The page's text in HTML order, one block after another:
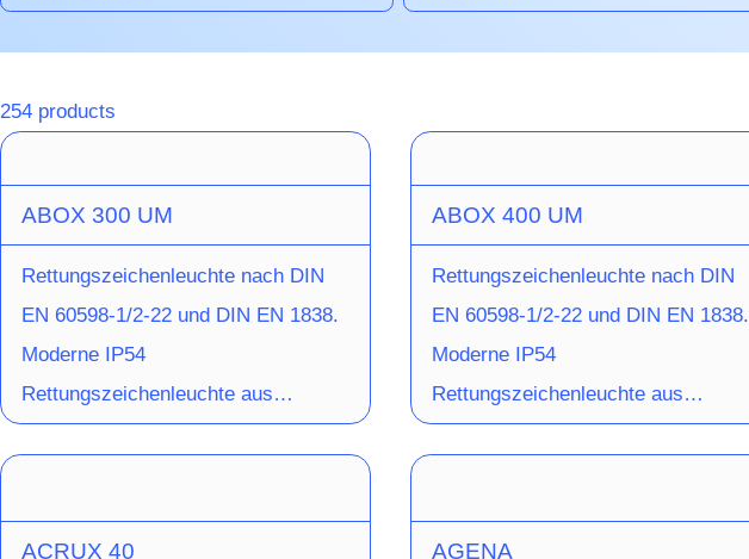
254 products
ABOX 300 UM
Rettungszeichenleuchte nach DIN
EN 60598-1/2-22 und DIN EN 1838.
Moderne IP54
Rettungszeichenleuchte aus
Installation über die Rückwand der
ABOX 400 UM
Rettungszeichenleuchte nach DIN
EN 60598-1/2-22 und DIN EN 1838.
Moderne IP54
Rettungszeichenleuchte aus
Installation über die Rückwand der
ACRUX 40 AGENA